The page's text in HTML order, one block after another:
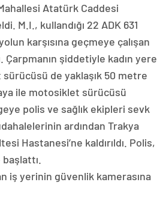
Atatürk Caddesi
M.I., kullandığı 22 ADK 631
karşısına geçmeye çalışan
Çarpmanın şiddetiyle kadın yere
de yaklaşık 50 metre
ile motosiklet sürücüsü
polis ve sağlık ekipleri sevk
ardından Trakya
Hastanesi’ne kaldırıldı. Polis,
iş yerinin güvenlik kamerasına